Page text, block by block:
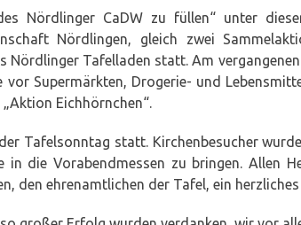
Nördlinger CaDW zu füllen“ unter
Nördlingen, gleich zwei
Nördlinger Tafelladen statt. Am
Supermärkten, Drogerie- und
Eichhörnchen“.
Tafelsonntag statt. Kirchenbesucher
in die Vorabendmessen zu bringen. Allen
den ehrenamtlichen der Tafel, ein